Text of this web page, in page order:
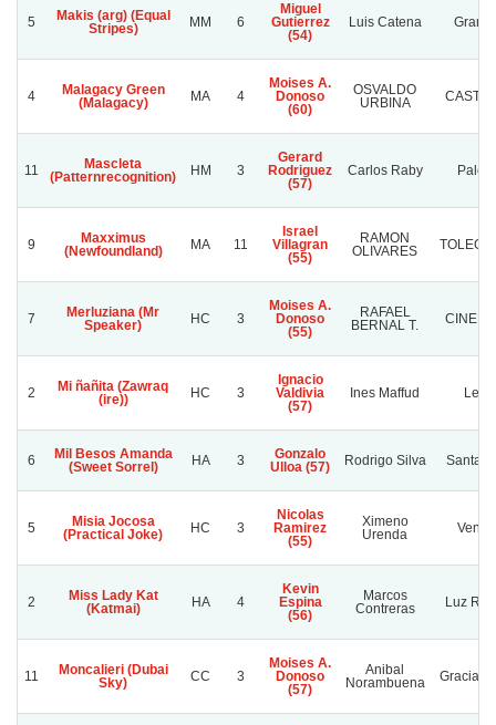
5
Makis (arg) (Equal
Stripes)
MM 6
Miguel
Gutierrez
(54)
Luis Catena
4
Malagacy Green
(Malagacy)
MA 4
Moises A.
Donoso
(60)
OSVALDO
URBINA
11
Mascleta
(Patternrecognition)
HM 3
Gerard
Rodriguez
(57)
Carlos Raby
9
Maxximus
(Newfoundland)
MA 11
Israel
Villagran
(55)
RAMON
OLIVARES
TOLEO
7
Merluziana (Mr
Speaker)
HC 3
Moises A.
Donoso
(55)
RAFAEL
BERNAL T.
2
Mi ñañita (Zawraq
(ire))
HC 3
Ignacio
Valdivia
(57)
Ines Maffud
6
Mil Besos Amanda
(Sweet Sorrel)
HA 3
Gonzalo
Ulloa (57)
Rodrigo Silva Santa
5
Misia Jocosa
(Practical Joke)
HC 3
Nicolas
Ramirez
(55)
Ximeno
Urenda
2
Miss Lady Kat
(Katmai)
HA 4
Kevin
Espina
(56)
Marcos
Contreras
Luz
11
Moncalieri (Dubai
Sky)
CC 3
Moises A.
Donoso
(57)
Anibal
Norambuena
Gracias